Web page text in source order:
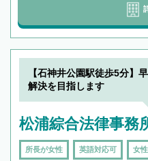
【石神井公園駅徒歩5分】
解決を目指します
松浦綜合法律事務
所長が女性 英語対応可 女